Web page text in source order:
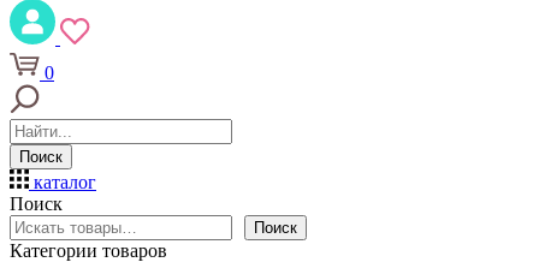
0
Поиск
каталог
Поиск
Поиск
Категории товаров